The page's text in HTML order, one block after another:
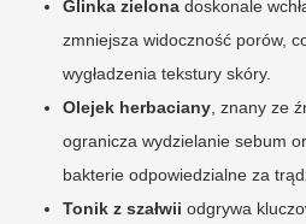
Glinka zielona doskonale
zmniejsza widoczność porów,
wygładzenia tekstury skóry.
Olejek herbaciany , znany ze
ogranicza wydzielanie sebum
bakterie odpowiedzialne za
Tonik z szałwii odgrywa